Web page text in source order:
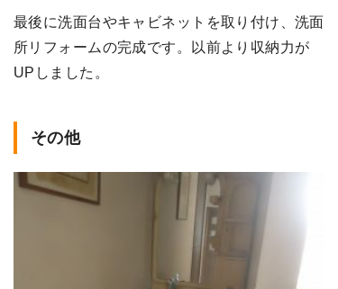
最後に洗面台やキャビネットを取り付け、洗面
所リフォームの完成です。以前より収納力が
UPしました。
その他